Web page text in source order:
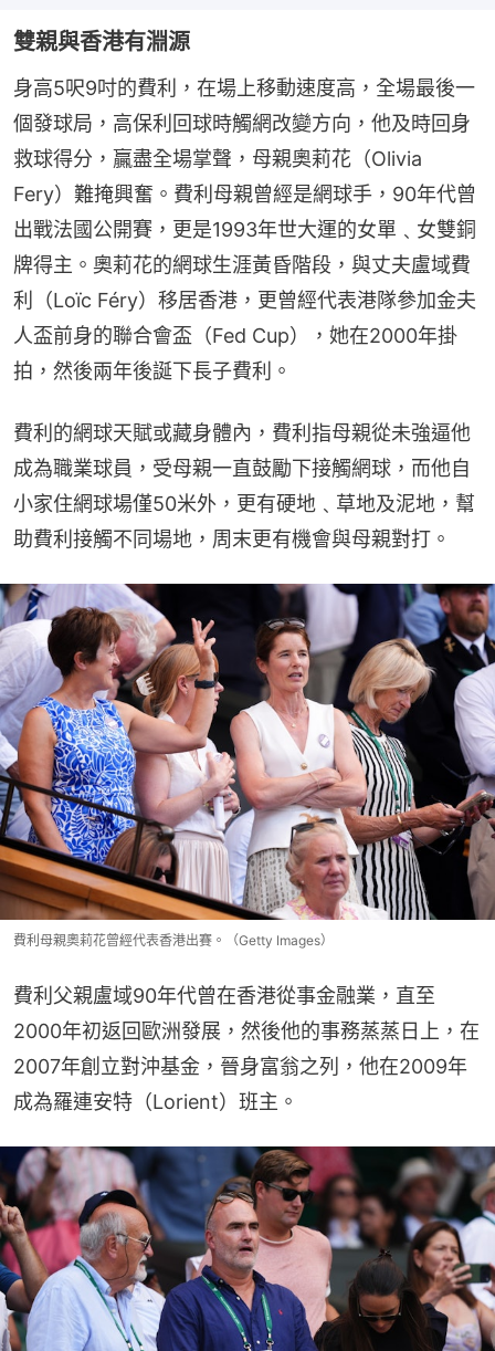
雙親與香港有淵源
身高5呎9吋的費利，在場上移動速度高，全場最後一
個發球局，高保利回球時觸網改變方向，他及時回身
救球得分，贏盡全場掌聲，母親奧莉花（Olivia
Fery）難掩興奮。費利母親曾經是網球手，90年代曾
出戰法國公開賽，更是1993年世大運的女單﹑女雙銅
牌得主。奧莉花的網球生涯黃昏階段，與丈夫盧域費
利（Loïc Féry）移居香港，更曾經代表港隊參加金夫
人盃前身的聯合會盃（Fed Cup），她在2000年掛
拍，然後兩年後誕下長子費利。
費利的網球天賦或藏身體內，費利指母親從未強逼他
成為職業球員，受母親一直鼓勵下接觸網球，而他自
小家住網球場僅50米外，更有硬地﹑草地及泥地，幫
助費利接觸不同場地，周末更有機會與母親對打。
費利母親奧莉花曾經代表香港出賽。（Getty Images）
費利父親盧域90年代曾在香港從事金融業，直至
2000年初返回歐洲發展，然後他的事務蒸蒸日上，在
2007年創立對沖基金，晉身富翁之列，他在2009年
成為羅連安特（Lorient）班主。